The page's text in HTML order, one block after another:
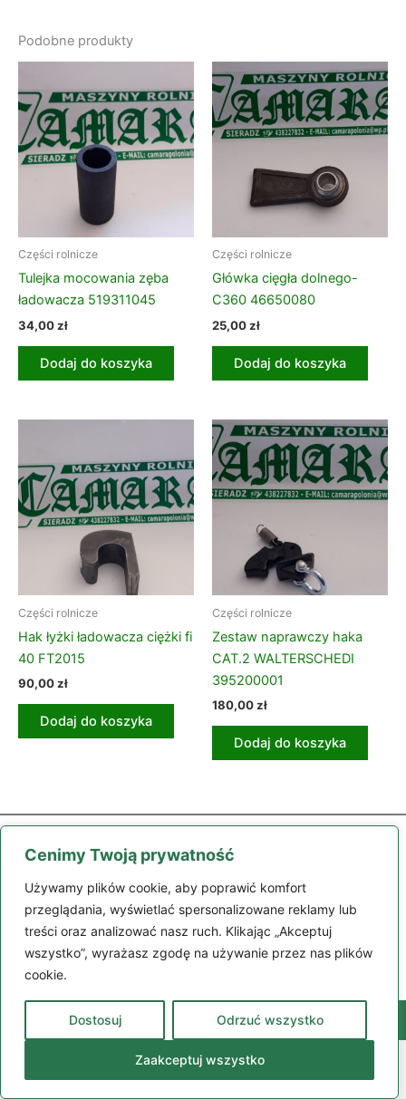
Cenimy Twoją prywatność
Używamy plików cookie, aby poprawić komfort
przeglądania, wyświetlać spersonalizowane reklamy lub
treści oraz analizować nasz ruch. Klikając „Akceptuj
wszystko”, wyrażasz zgodę na używanie przez nas plików
cookie.
Dostosuj Odrzuć wszystko
Zaakceptuj wszystko
Podobne produkty
Części rolnicze
Tulejka mocowania zęba
ładowacza 519311045
34,00zł
Dodaj do koszyka
Części rolnicze
Główka cięgła dolnego-
C360 46650080
25,00zł
Dodaj do koszyka
Części rolnicze
Hak łyżki ładowacza ciężki fi
40 FT2015
90,00zł
Dodaj do koszyka
Części rolnicze
Zestaw naprawczy haka
CAT.2 WALTERSCHEDI
395200001
180,00zł
Dodaj do koszyka
Części Maszyny Moje konto Zamówienie
Regulamin
Kontakt
98-200 Sieradz, ul. Polskiej Organizacji Wojskowej 132 664 305 109
© Camara Polska 2024 | Strona wykorzystuje pliki cookies |